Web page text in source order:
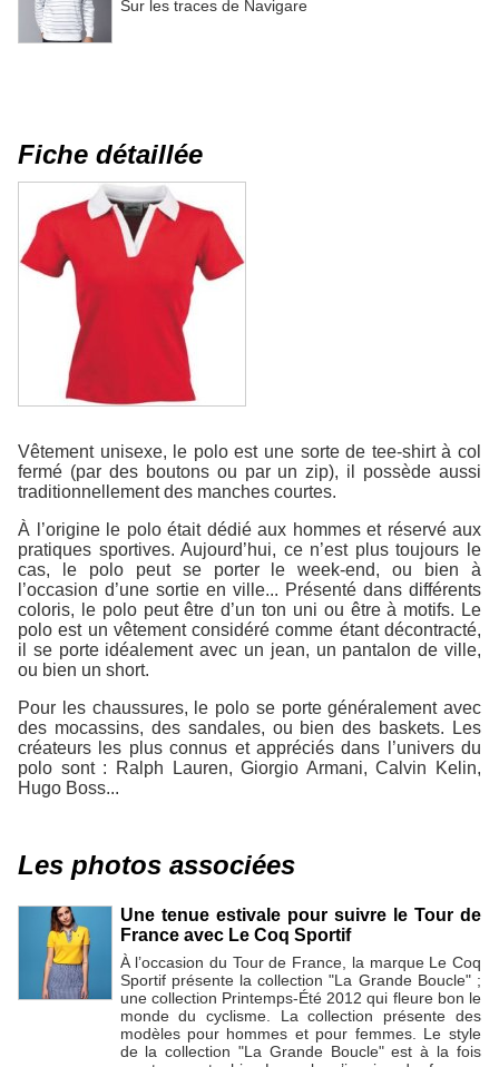
Sur les traces de Navigare
Fiche détaillée
Vêtement unisexe, le polo est une sorte de tee-shirt à col
fermé (par des boutons ou par un zip), il possède aussi
traditionnellement des manches courtes.
À l’origine le polo était dédié aux hommes et réservé aux
pratiques sportives. Aujourd’hui, ce n’est plus toujours le
cas, le polo peut se porter le week-end, ou bien à
l’occasion d’une sortie en ville... Présenté dans différents
coloris, le polo peut être d’un ton uni ou être à motifs. Le
polo est un vêtement considéré comme étant décontracté,
il se porte idéalement avec un jean, un pantalon de ville,
ou bien un short.
Pour les chaussures, le polo se porte généralement avec
des mocassins, des sandales, ou bien des baskets. Les
créateurs les plus connus et appréciés dans l’univers du
polo sont : Ralph Lauren, Giorgio Armani, Calvin Kelin,
Hugo Boss...
Les photos associées
Une tenue estivale pour suivre le Tour de
France avec Le Coq Sportif
À l’occasion du Tour de France, la marque Le Coq
Sportif présente la collection "La Grande Boucle" ;
une collection Printemps-Été 2012 qui fleure bon le
monde du cyclisme. La collection présente des
modèles pour hommes et pour femmes. Le style
de la collection "La Grande Boucle" est à la fois